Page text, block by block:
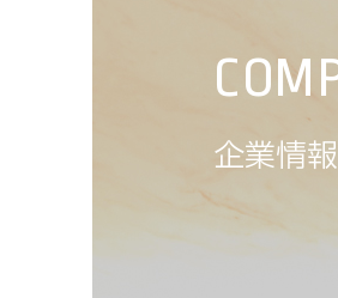
企業情報